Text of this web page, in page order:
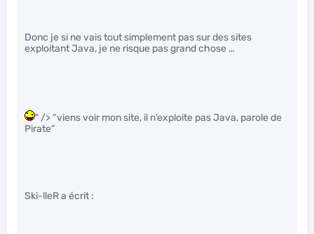
Donc je si ne vais tout simplement pas sur des sites
exploitant Java, je ne risque pas grand chose …
" /> “viens voir mon site, il n’exploite pas Java, parole de
Pirate”
Ski-lleR a écrit :